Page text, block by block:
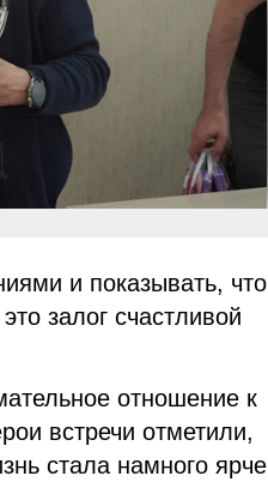
и показывать, что
залог счастливой
отношение к
встречи отметили,
стала намного ярче